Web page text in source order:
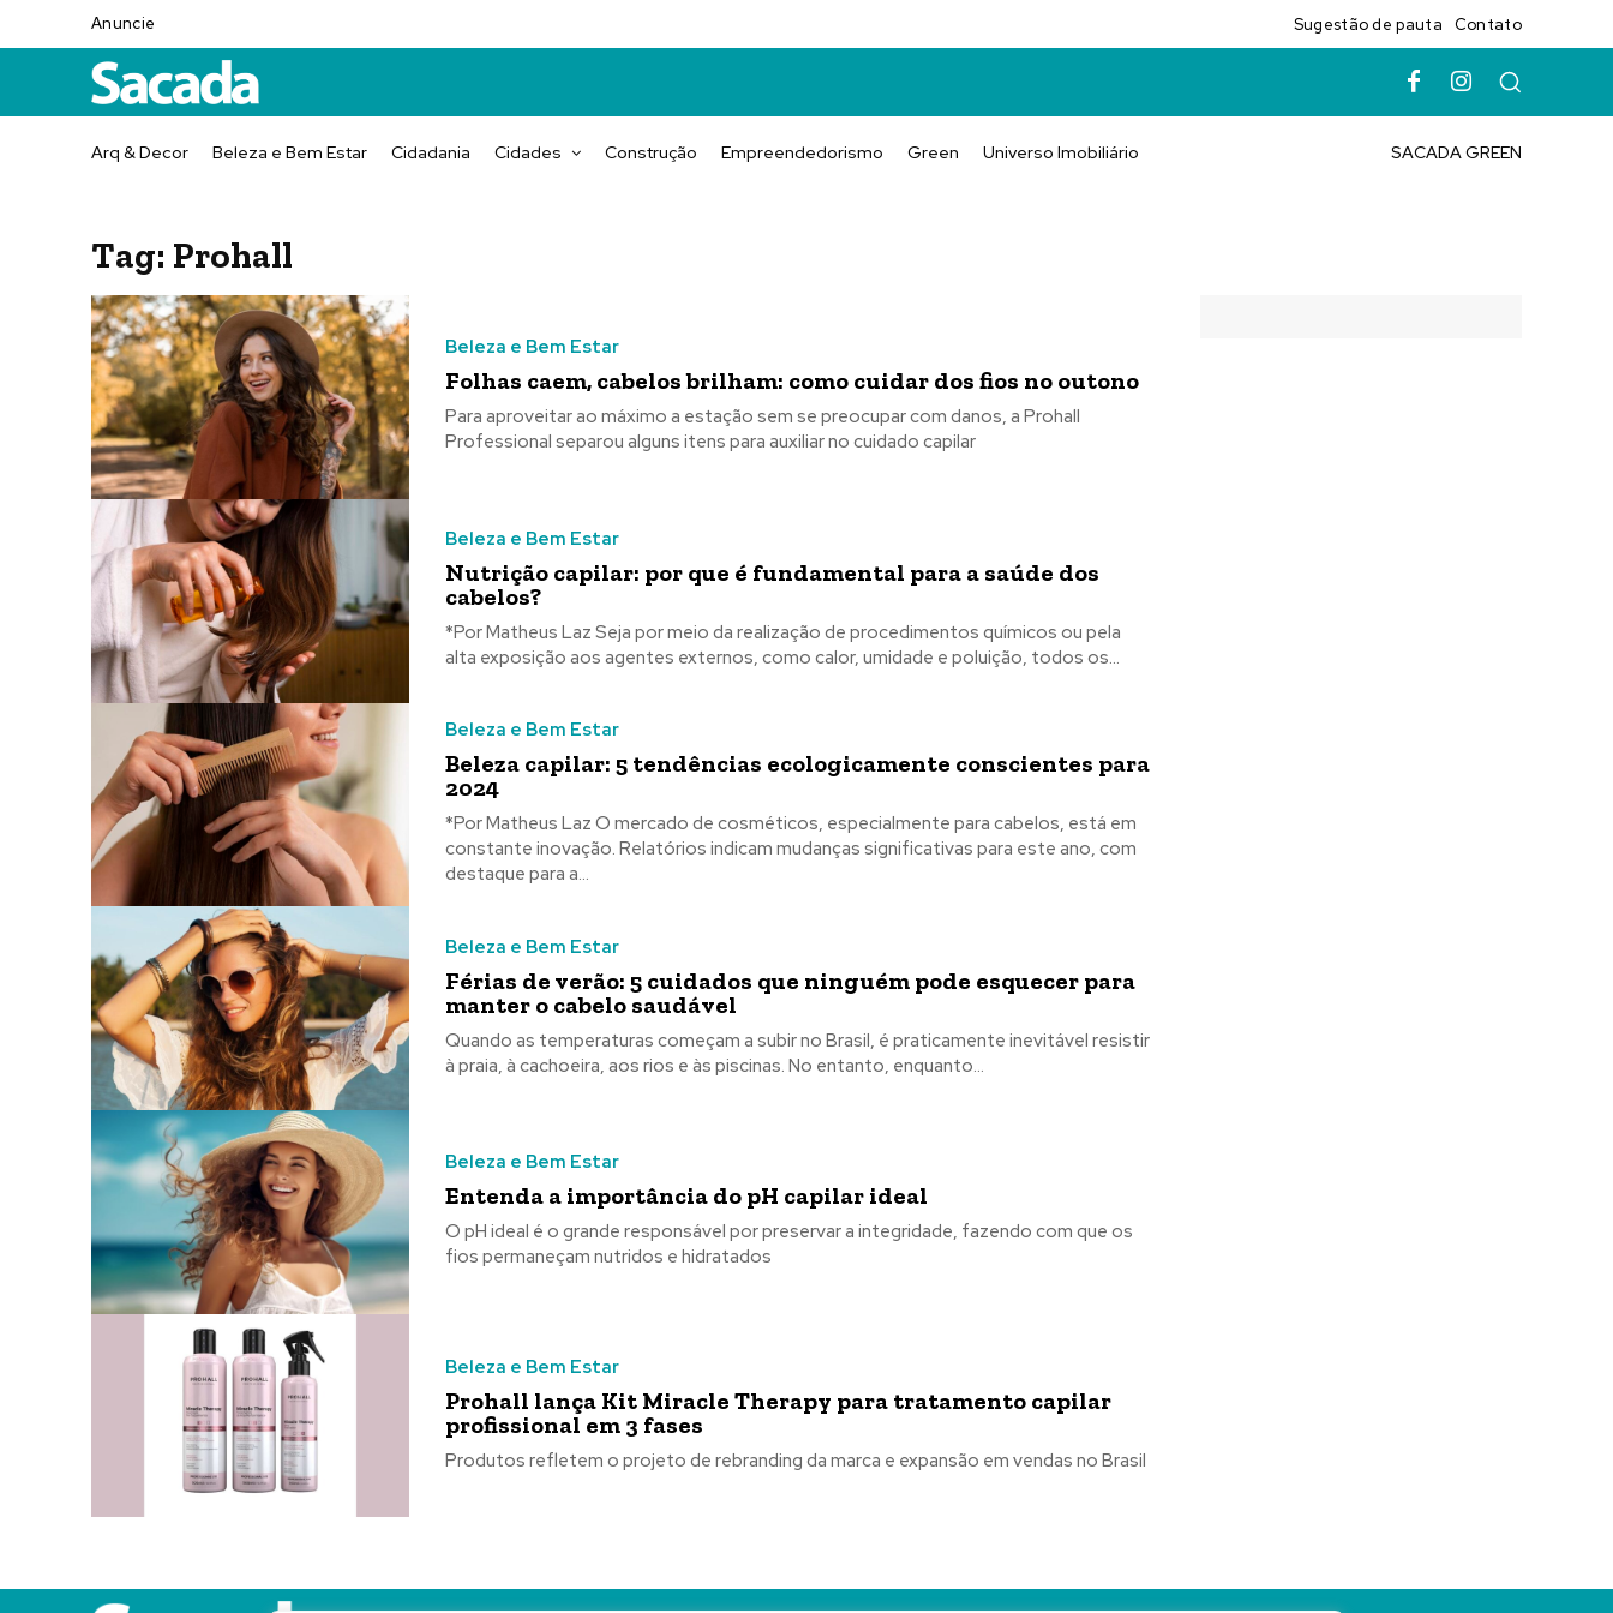
Anuncie Sugestão de pauta Contato
Arq & Decor Beleza e Bem Estar Cidadania Cidades Construção Empreendedorismo Green Universo Imobiliário SACADA GREEN
Tag: Prohall
Beleza e Bem Estar
Folhas caem, cabelos brilham: como cuidar dos fios no outono
Para aproveitar ao máximo a estação sem se preocupar com danos, a Prohall
Professional separou alguns itens para auxiliar no cuidado capilar
Beleza e Bem Estar
Nutrição capilar: por que é fundamental para a saúde dos
cabelos?
*Por Matheus Laz Seja por meio da realização de procedimentos químicos ou pela
alta exposição aos agentes externos, como calor, umidade e poluição, todos os...
Beleza e Bem Estar
Beleza capilar: 5 tendências ecologicamente conscientes para
2024
*Por Matheus Laz O mercado de cosméticos, especialmente para cabelos, está em
constante inovação. Relatórios indicam mudanças significativas para este ano, com
destaque para a...
Beleza e Bem Estar
Férias de verão: 5 cuidados que ninguém pode esquecer para
manter o cabelo saudável
Quando as temperaturas começam a subir no Brasil, é praticamente inevitável resistir
à praia, à cachoeira, aos rios e às piscinas. No entanto, enquanto...
Beleza e Bem Estar
Entenda a importância do pH capilar ideal
O pH ideal é o grande responsável por preservar a integridade, fazendo com que os
fios permaneçam nutridos e hidratados
Beleza e Bem Estar
Prohall lança Kit Miracle Therapy para tratamento capilar
profissional em 3 fases
Produtos refletem o projeto de rebranding da marca e expansão em vendas no Brasil